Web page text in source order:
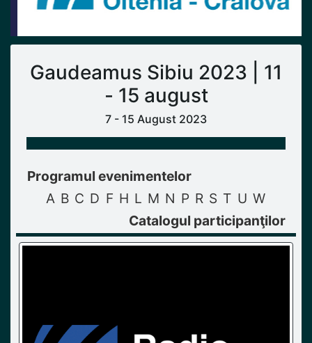
Gaudeamus Sibiu 2023 | 11
- 15 august
7 - 15 August 2023
Programul evenimentelor
A B C D F H L M N P R S T U W
Catalogul participanţilor